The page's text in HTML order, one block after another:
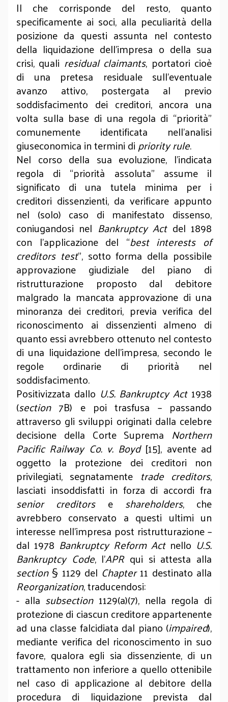
Il che corrisponde del resto, quanto
specificamente ai soci, alla peculiarità della
posizione da questi assunta nel contesto
della liquidazione dell’impresa o della sua
crisi, quali residual claimants, portatori cioè
di una pretesa residuale sull’eventuale
avanzo attivo, postergata al previo
soddisfacimento dei creditori, ancora una
volta sulla base di una regola di “priorità”
comunemente identificata nell’analisi
giuseconomica in termini dipriority rule.
Nel corso della sua evoluzione, l’indicata
regola di “priorità assoluta” assume il
significato di una tutela minima per i
creditori dissenzienti, da verificare appunto
nel (solo) caso di manifestato dissenso,
coniugandosi nel Bankruptcy Actdel 1898
con l’applicazione del “best interests of
creditors test”, sotto forma della possibile
approvazione giudiziale del piano di
ristrutturazione proposto dal debitore
malgrado la mancata approvazione di una
minoranza dei creditori, previa verifica del
riconoscimento ai dissenzienti almeno di
quanto essi avrebbero ottenuto nel contesto
di una liquidazione dell’impresa, secondo le
regole ordinarie di priorità nel
soddisfacimento.
Positivizzata dallo U.S. Bankruptcy Act1938
(section7B) e poi trasfusa – passando
attraverso gli sviluppi originati dalla celebre
decisione della Corte Suprema Northern
Pacific Railway Co. v. Boyd [15], avente ad
oggetto la protezione dei creditori non
privilegiati, segnatamente trade creditors,
lasciati insoddisfatti in forza di accordi fra
senior creditors e shareholders, che
avrebbero conservato a questi ultimi un
interesse nell’impresa post ristrutturazione –
dal 1978 Bankruptcy Reform Actnello U.S.
Bankruptcy Code, l’APRqui si attesta alla
section§ 1129 del Chapter11 destinato alla
Reorganization, traducendosi:
- alla subsection1129(a)(7), nella regola di
protezione di ciascun creditore appartenente
ad una classe falcidiata dal piano (impaired),
mediante verifica del riconoscimento in suo
favore, qualora egli sia dissenziente, di un
trattamento non inferiore a quello ottenibile
nel caso di applicazione al debitore della
procedura di liquidazione prevista dal